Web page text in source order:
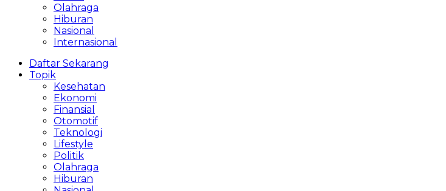
Olahraga
Hiburan
Nasional
Internasional
Daftar Sekarang
Topik
Kesehatan
Ekonomi
Finansial
Otomotif
Teknologi
Lifestyle
Politik
Olahraga
Hiburan